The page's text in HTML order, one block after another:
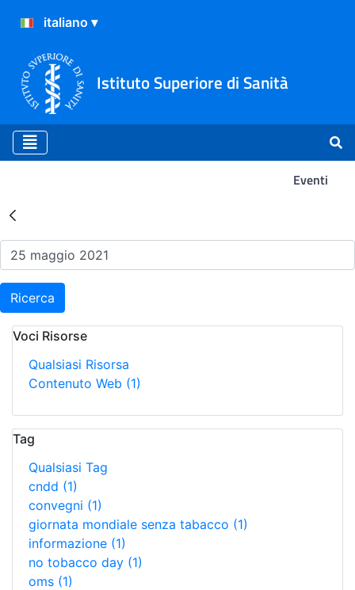
Istituto Superiore di Sanità
Eventi
Risultati della Ricerca -
Ricerca
Voci Risorse
Qualsiasi Risorsa
Contenuto Web (1)
Tag
Qualsiasi Tag
cndd (1)
convegni (1)
giornata mondiale senza tabacco (1)
informazione (1)
no tobacco day (1)
oms (1)